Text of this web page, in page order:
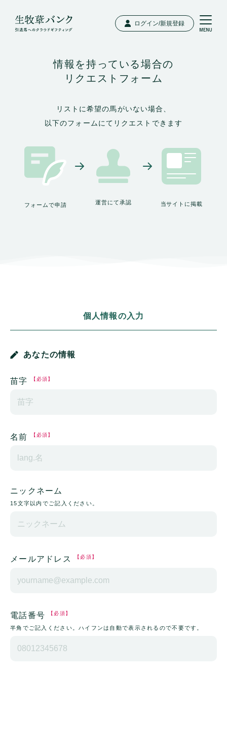
ログイン/新規登録
情報を持っている場合の
リクエストフォーム
リストに希望の馬がいない場合、
以下のフォームにてリクエストできます
フォームで申請 運営にて承認 当サイトに掲載
個人情報の入力
あなたの情報
苗字 【必須】
名前 【必須】
ニックネーム
15文字以内でご記入ください。
メールアドレス 【必須】
電話番号 【必須】
半角でご記入ください。ハイフンは自動で表示されるので不要です。